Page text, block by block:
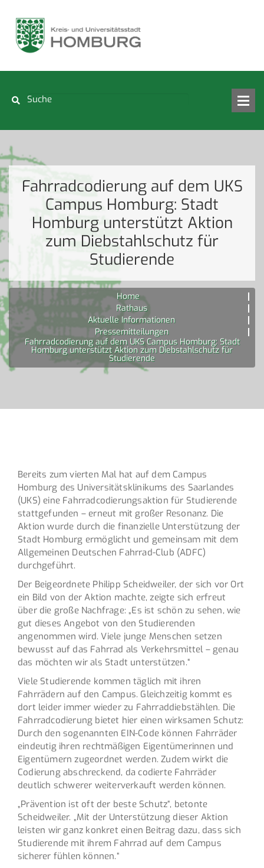
Fahrradcodierung auf dem UKS
Campus Homburg: Stadt
Homburg unterstützt Aktion
zum Diebstahlschutz für
Studierende
Home
Rathaus
Aktuelle Informationen
Pressemitteilungen
Fahrradcodierung auf dem UKS Campus Homburg: Stadt
Homburg unterstützt Aktion zum Diebstahlschutz für
Studierende
Bereits zum vierten Mal hat auf dem Campus
Homburg des Universitätsklinikums des Saarlandes
(UKS) eine Fahrradcodierungsaktion für Studierende
stattgefunden – erneut mit großer Resonanz. Die
Aktion wurde durch die finanzielle Unterstützung der
Stadt Homburg ermöglicht und gemeinsam mit dem
Allgemeinen Deutschen Fahrrad-Club (ADFC)
durchgeführt.
Der Beigeordnete Philipp Scheidweiler, der sich vor Ort
ein Bild von der Aktion machte, zeigte sich erfreut
über die große Nachfrage: „Es ist schön zu sehen, wie
gut dieses Angebot von den Studierenden
angenommen wird. Viele junge Menschen setzen
bewusst auf das Fahrrad als Verkehrsmittel – genau
das möchten wir als Stadt unterstützen.“
Viele Studierende kommen täglich mit ihren
Fahrrädern auf den Campus. Gleichzeitig kommt es
dort leider immer wieder zu Fahrraddiebstählen. Die
Fahrradcodierung bietet hier einen wirksamen Schutz:
Durch den sogenannten EIN-Code können Fahrräder
eindeutig ihren rechtmäßigen Eigentümerinnen und
Eigentümern zugeordnet werden. Zudem wirkt die
Codierung abschreckend, da codierte Fahrräder
deutlich schwerer weiterverkauft werden können.
„Prävention ist oft der beste Schutz“, betonte
Scheidweiler. „Mit der Unterstützung dieser Aktion
leisten wir ganz konkret einen Beitrag dazu, dass sich
Studierende mit ihrem Fahrrad auf dem Campus
sicherer fühlen können.“